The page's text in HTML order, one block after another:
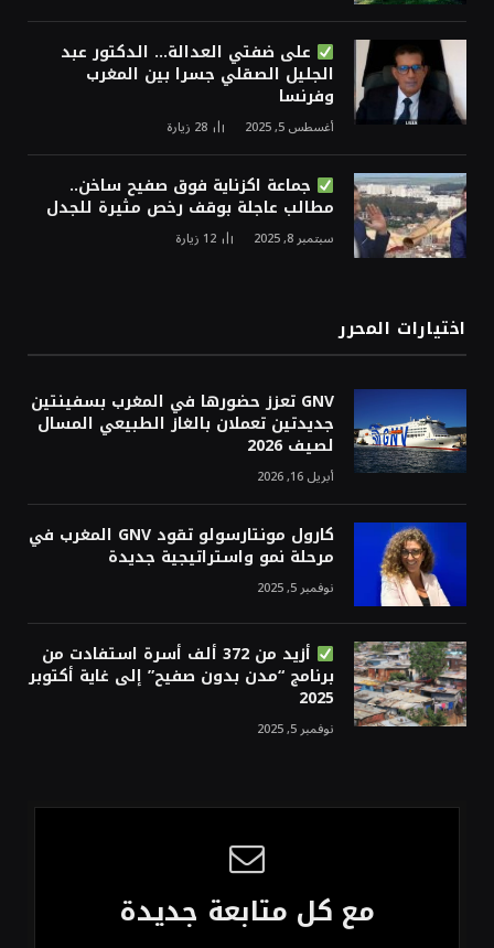
على ضفتي العدالة… الدكتور عبد
الجليل الصقلي جسرا بين المغرب
وفرنسا
أغسطس 5, 2025 28 زيارة
جماعة اكزناية فوق صفيح ساخن..
مطالب عاجلة بوقف رخص مثيرة للجدل
سبتمبر 8, 2025 12 زيارة
اختيارات المحرر
GNV تعزز حضورها في المغرب بسفينتين
جديدتين تعملان بالغاز الطبيعي المسال
لصيف 2026
أبريل 16, 2026
كارول مونتارسولو تقود GNV المغرب في
مرحلة نمو واستراتيجية جديدة
نوفمبر 5, 2025
أزيد من 372 ألف أسرة استفادت من
برنامج “مدن بدون صفيح” إلى غاية أكتوبر
2025
نوفمبر 5, 2025
مع كل متابعة جديدة